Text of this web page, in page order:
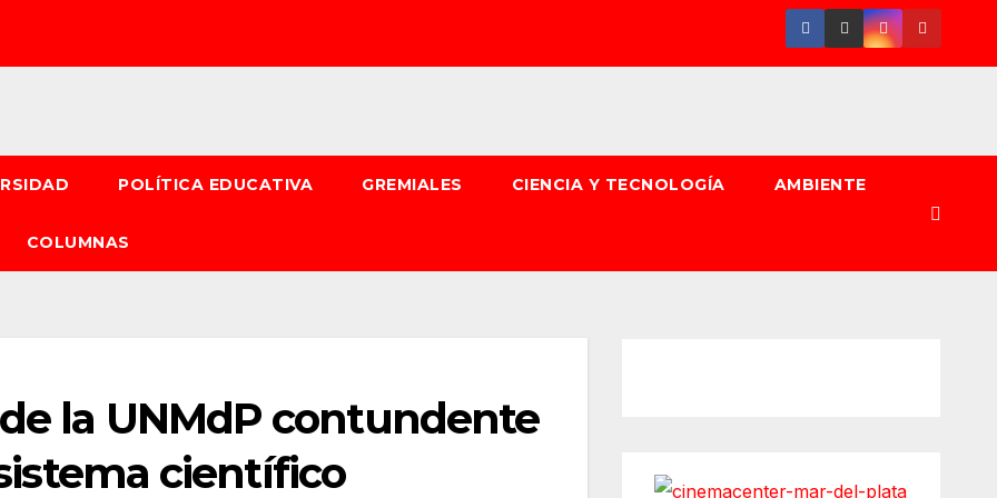
POLÍTICA EDUCATIVA GREMIALES CIENCIA Y TECNOLOGÍA AMBIENTE
COLUMNAS
la UNMdP contundente
científico